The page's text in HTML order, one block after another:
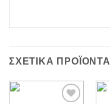
ΣΧΕΤΙΚΆ ΠΡΟΪΌΝΤΑ